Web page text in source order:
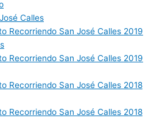
Calles
Recorriendo San José Calles 2019
Recorriendo San José Calles 2019
Recorriendo San José Calles 2018
Recorriendo San José Calles 2018